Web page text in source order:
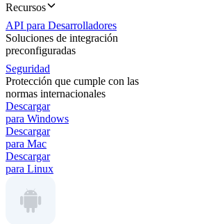
Recursos
API para Desarrolladores
Soluciones de integración
preconfiguradas
Seguridad
Protección que cumple con las
normas internacionales
Descargar
para Windows
Descargar
para Mac
Descargar
para Linux